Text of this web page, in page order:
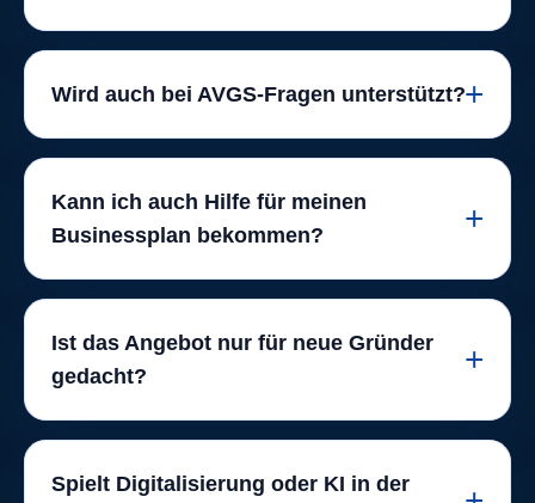
Wird auch bei AVGS-Fragen unterstützt?
Kann ich auch Hilfe für meinen
Businessplan bekommen?
Ist das Angebot nur für neue Gründer
gedacht?
Spielt Digitalisierung oder KI in der